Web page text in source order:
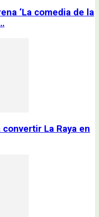
‘La comedia de la
La Raya en